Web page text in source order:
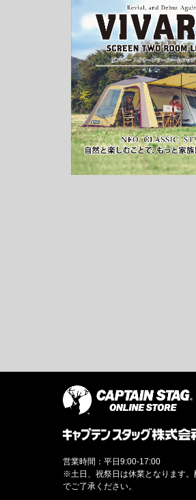
営業時間：平日9:00-17:00
※土日、祝祭日は休業となります
でご了承ください。